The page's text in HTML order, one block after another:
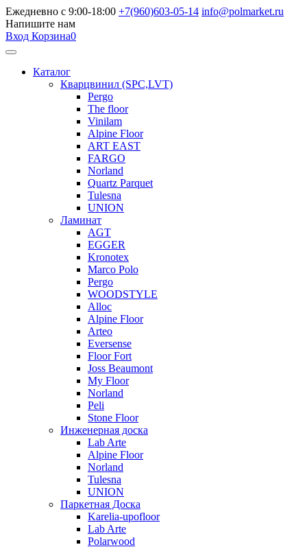
Ежедневно с 9:00-18:00 +7(960)603-05-14 info@polmarket.ru
Напишите нам
Вход Корзина0
Каталог
Кварцвинил (SPC,LVT)
Pergo
The floor
Vinilam
Alpine Floor
ART EAST
FARGO
Norland
Quartz Parquet
Tulesna
UNION
Ламинат
AGT
EGGER
Kronotex
Marco Polo
Pergo
WOODSTYLE
Alloc
Alpine Floor
Arteo
Eversense
Floor Fort
Joss Beaumont
My Floor
Norland
Peli
Stone Floor
Инженерная доска
Lab Arte
Alpine Floor
Norland
Tulesna
UNION
Паркетная Доска
Karelia-upofloor
Lab Arte
Polarwood